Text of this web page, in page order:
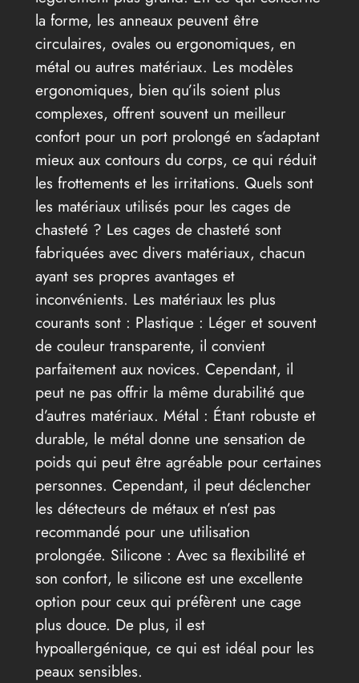
la forme, les anneaux peuvent être
circulaires, ovales ou ergonomiques, en
métal ou autres matériaux. Les modèles
ergonomiques, bien qu’ils soient plus
complexes, offrent souvent un meilleur
confort pour un port prolongé en s’adaptant
mieux aux contours du corps, ce qui réduit
les frottements et les irritations. Quels sont
les matériaux utilisés pour les cages de
chasteté ? Les cages de chasteté sont
fabriquées avec divers matériaux, chacun
ayant ses propres avantages et
inconvénients. Les matériaux les plus
courants sont : Plastique : Léger et souvent
de couleur transparente, il convient
parfaitement aux novices. Cependant, il
peut ne pas offrir la même durabilité que
d’autres matériaux. Métal : Étant robuste et
durable, le métal donne une sensation de
poids qui peut être agréable pour certaines
personnes. Cependant, il peut déclencher
les détecteurs de métaux et n’est pas
recommandé pour une utilisation
prolongée. Silicone : Avec sa flexibilité et
son confort, le silicone est une excellente
option pour ceux qui préfèrent une cage
plus douce. De plus, il est
hypoallergénique, ce qui est idéal pour les
peaux sensibles.